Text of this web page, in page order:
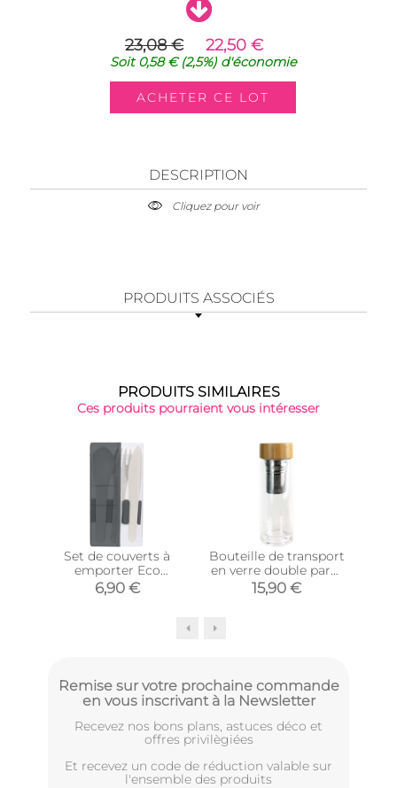
23,08 € 22,50 €
Soit0,58 €(2,5%)d'économie
DESCRIPTION
Cliquez pour voir
PRODUITS ASSOCIÉS
PRODUITS SIMILAIRES
Ces produits pourraient vous intéresser
Set de couverts à
emporter Eco
concept (Gris)
6,90 €
Bouteille de transport
en verre double paroi
avec infuseur à thé
15,90 €
Remise sur votre prochaine commande
en vous inscrivant à la Newsletter
Recevez nos bons plans, astuces déco et
offres privilègiées
Et recevez un code de réduction valable sur
l'ensemble des produits